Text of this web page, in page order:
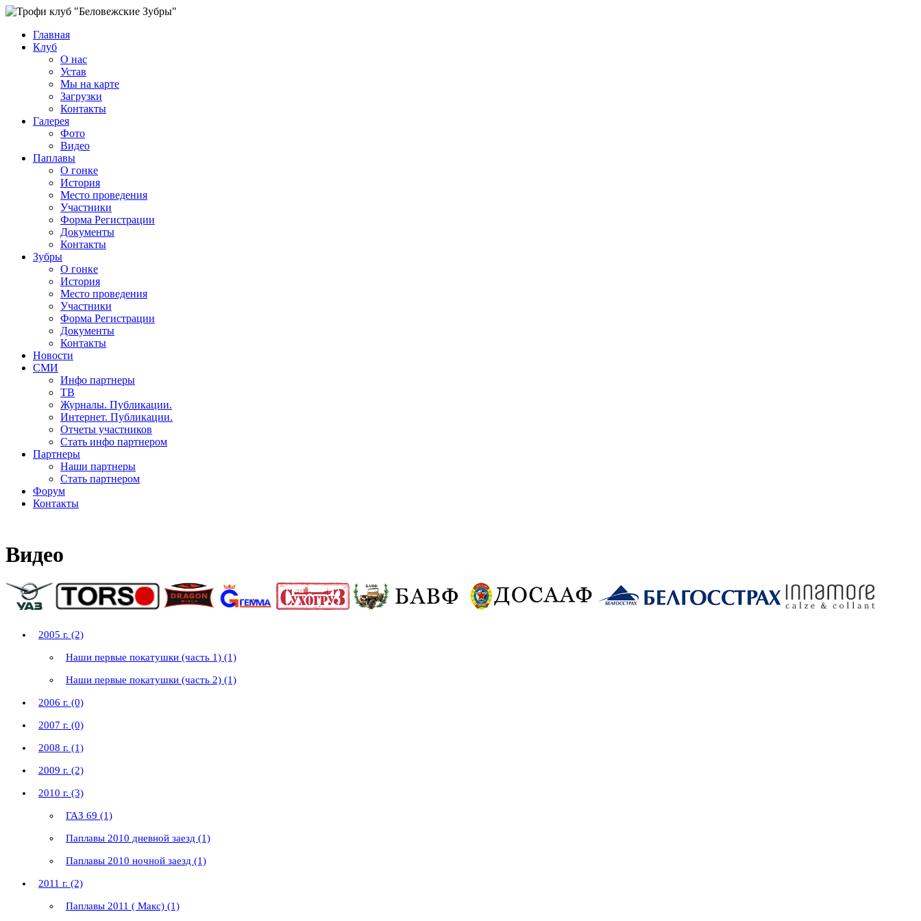
Главная
Клуб
О нас
Устав
Мы на карте
Загрузки
Контакты
Галерея
Фото
Видео
Паплавы
О гонке
История
Место проведения
Участники
Форма Регистрации
Документы
Контакты
Зубры
О гонке
История
Место проведения
Участники
Форма Регистрации
Документы
Контакты
Новости
СМИ
Инфо партнеры
ТВ
Журналы. Публикации.
Интернет. Публикации.
Отчеты участников
Стать инфо партнером
Партнеры
Наши партнеры
Стать партнером
Форум
Контакты
Видео
2005 г. (2)
Наши первые покатушки (часть 1) (1)
Наши первые покатушки (часть 2) (1)
2006 г. (0)
2007 г. (0)
2008 г. (1)
2009 г. (2)
2010 г. (3)
ГАЗ 69 (1)
Паплавы 2010 дневной заезд (1)
Паплавы 2010 ночной заезд (1)
2011 г. (2)
Паплавы 2011 ( Макс) (1)